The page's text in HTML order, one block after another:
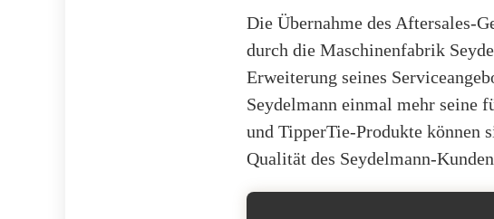
Die Übernahme des Aftersales-
durch die Maschinenfabrik
Erweiterung seines
Seydelmann einmal mehr seine
und TipperTie-Produkte können
Qualität des Seydelmann-